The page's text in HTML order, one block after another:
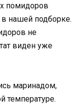
помидоров
в нашей подборке.
не
виден уже
маринадом,
температуре.